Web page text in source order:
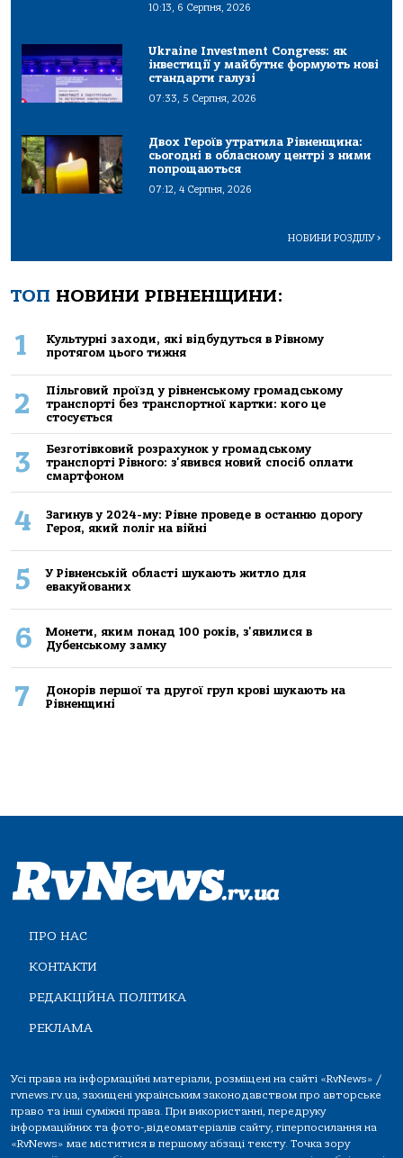
10:13, 6 Серпня, 2026
Ukraine Investment Congress: як
інвестиції у майбутнє формують нові
стандарти галузі
07:33, 5 Серпня, 2026
Двох Героїв утратила Рівненщина:
сьогодні в обласному центрі з ними
попрощаються
07:12, 4 Серпня, 2026
НОВИНИ РОЗДІЛУ>
ТОП НОВИНИ РІВНЕНЩИНИ:
1
Культурні заходи, які відбудуться в Рівному
протягом цього тижня
2
Пільговий проїзд у рівненському громадському
транспорті без транспортної картки: кого це
стосується
3
Безготівковий розрахунок у громадському
транспорті Рівного: з'явився новий спосіб оплати
смартфоном
4
Загинув у 2024-му: Рівне проведе в останню дорогу
Героя, який поліг на війні
5
У Рівненській області шукають житло для
евакуйованих
6
Монети, яким понад 100 років, з'явилися в
Дубенському замку
7
Донорів першої та другої груп крові шукають на
Рівненщині
ПРО НАС
КОНТАКТИ
РЕДАКЦІЙНА ПОЛІТИКА
РЕКЛАМА
Усі права на інформаційні матеріали, розміщені на сайті «RvNews» /
rvnews.rv.ua, захищені українським законодавством про авторське
право та інші суміжні права. При використанні, передруку
інформаційних та фото-,відеоматеріалів сайту, гіперпосилання на
«RvNews» має міститися в першому абзаці тексту. Точка зору